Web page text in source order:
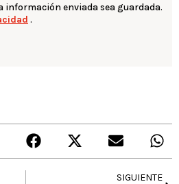
información enviada sea guardada.
.
SIGUIENTE